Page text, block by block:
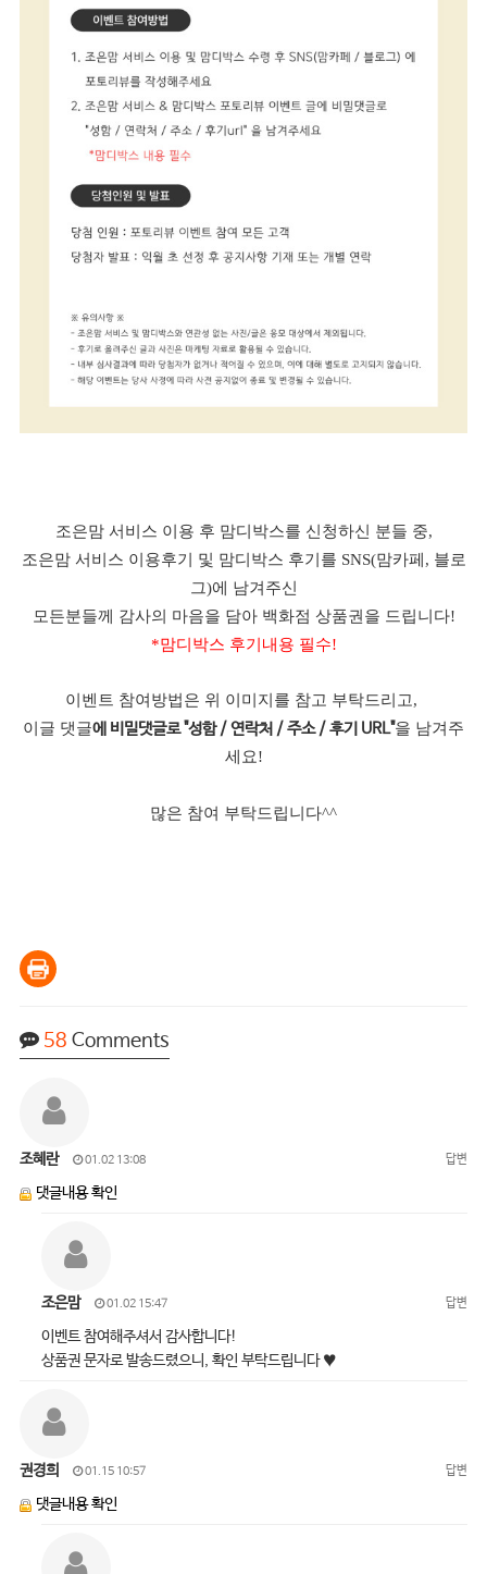
조은맘 서비스 이용 후 맘디박스를 신청하신 분들 중,
조은맘 서비스 이용후기 및 맘디박스 후기를 SNS(맘카페, 블로
그)에 남겨주신
모든분들께 감사의 마음을 담아 백화점 상품권을 드립니다!
*맘디박스 후기내용 필수!
이벤트 참여방법은 위 이미지를 참고 부탁드리고,
이글 댓글에 비밀댓글로 "성함 / 연락처 / 주소 / 후기 URL"을 남겨주
세요!
많은 참여 부탁드립니다^^
58 Comments
조혜란 01.02 13:08 답변
댓글내용 확인
조은맘 01.02 15:47 답변
이벤트 참여해주셔서 감사합니다!
상품권 문자로 발송드렸으니, 확인 부탁드립니다 ♥
권경희 01.15 10:57 답변
댓글내용 확인